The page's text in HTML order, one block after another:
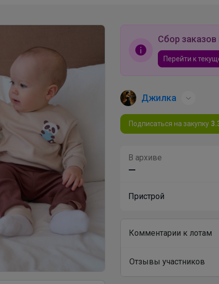
Сбор
Перейти к
Джилка
Подписаться на закупку
В архиве
—
Пристрой
Комментарии к лотам
Отзывы участников